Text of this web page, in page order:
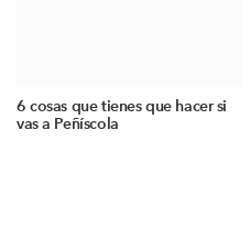
6 cosas que tienes que hacer si
vas a Peñíscola